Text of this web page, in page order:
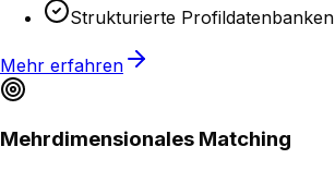
Strukturierte Profildatenbanken
Mehr erfahren
Mehrdimensionales Matching